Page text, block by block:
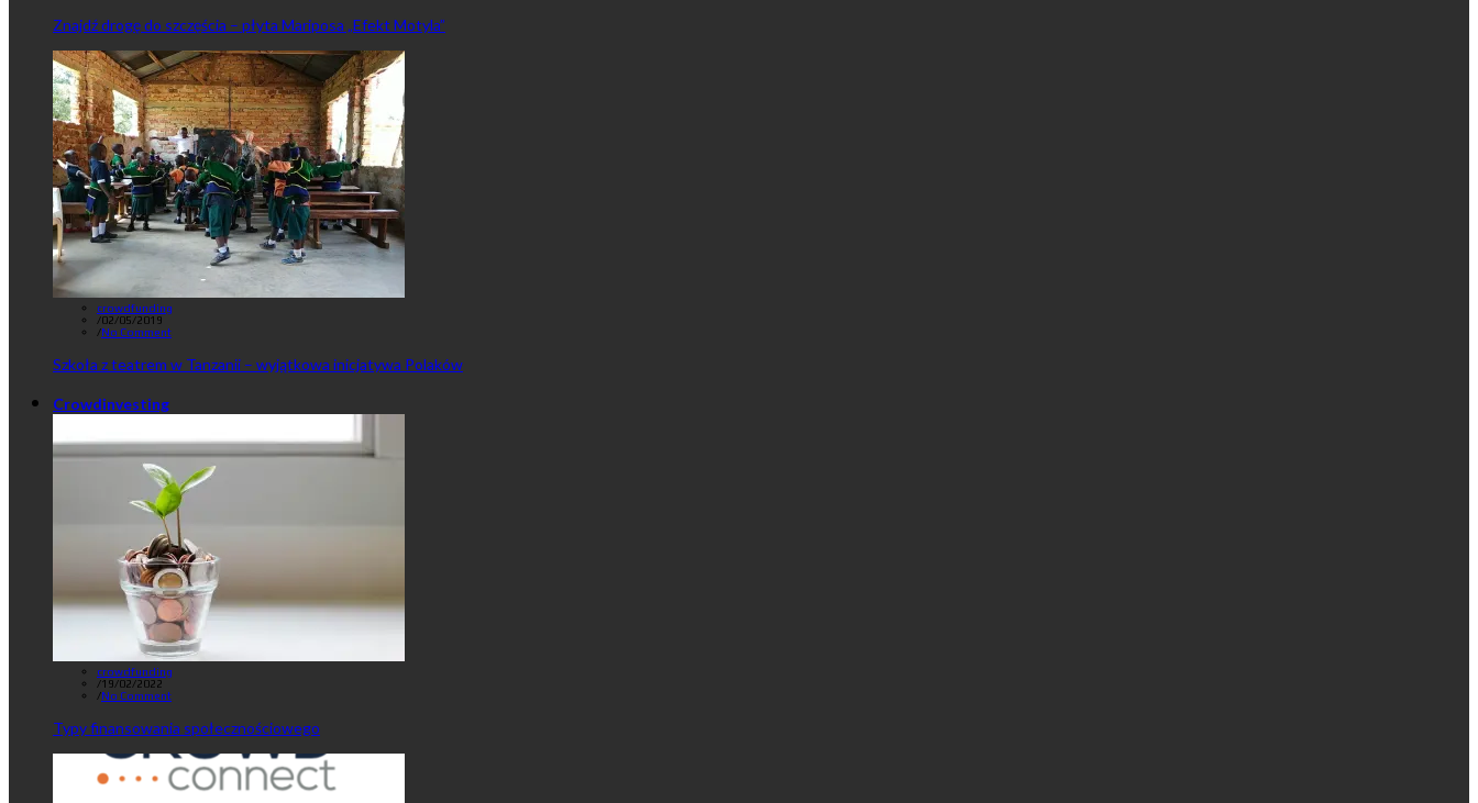
Znajdź drogę do szczęścia – płyta Mariposa „Efekt Motyla”
crowdfunding
/02/05/2019
/No Comment
Szkoła z teatrem w Tanzanii – wyjątkowa inicjatywa Polaków
Crowdinvesting
crowdfunding
/19/02/2022
/No Comment
Typy finansowania społecznościowego